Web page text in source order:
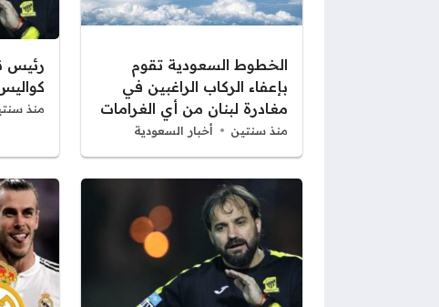
الخطوط السعودية تقوم
بإعفاء الركاب الراغبين في
مغادرة لبنان من أي الغرامات
منذ سنتين أخبار السعودية
رئيس
منذ